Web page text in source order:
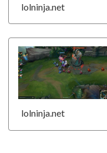
lolninja.net
lolninja.net